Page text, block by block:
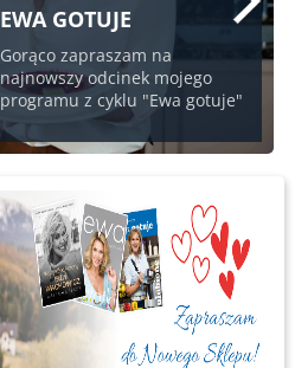
EWA GOTUJE
Gorąco zapraszam na
najnowszy odcinek mojego
programu z cyklu "Ewa gotuje"